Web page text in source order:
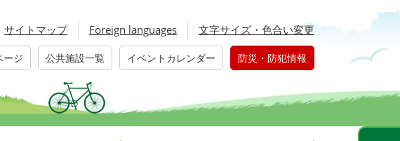
サイトマップ Foreign languages 文字サイズ・色合い変更
ージ 公共施設一覧 イベントカレンダー 防災・防犯情報